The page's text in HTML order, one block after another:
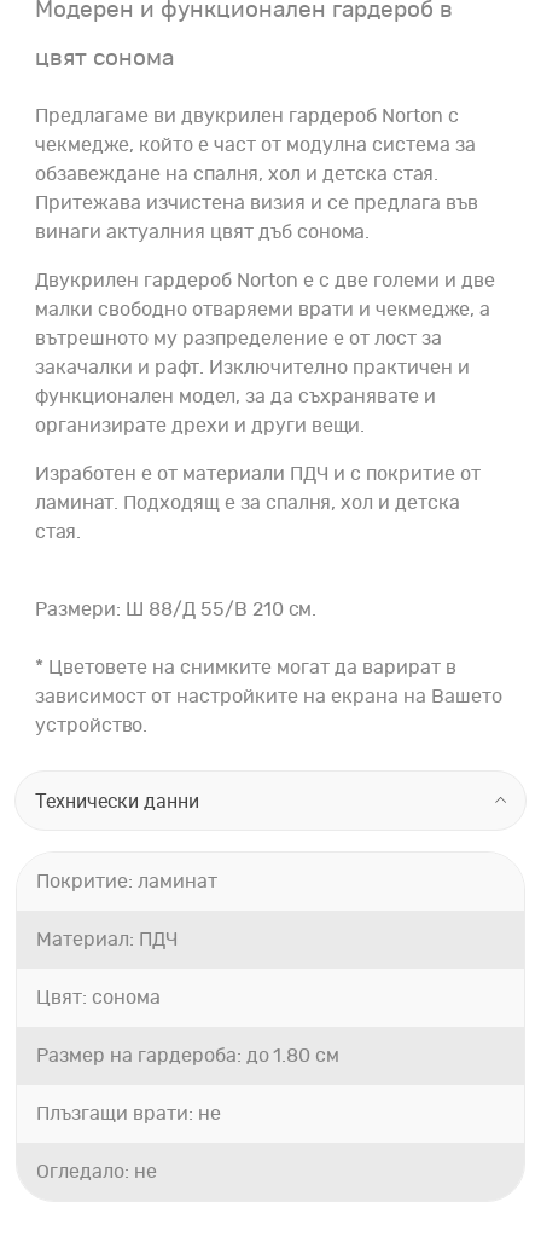
Модерен и функционален гардероб в
цвят сонома
Предлагаме ви двукрилен гардероб Norton с
чекмедже, който е част от модулна система за
обзавеждане на спалня, хол и детска стая.
Притежава изчистена визия и се предлага във
винаги актуалния цвят дъб сонома.
Двукрилен гардероб Norton е с две големи и две
малки свободно отваряеми врати и чекмедже, а
вътрешното му разпределение е от лост за
закачалки и рафт. Изключително практичен и
функционален модел, за да съхранявате и
организирате дрехи и други вещи.
Изработен е от материали ПДЧ и с покритие от
ламинат. Подходящ е за спалня, хол и детска
стая.
Размери: Ш 88/Д 55/В 210 см.
* Цветовете на снимките могат да варират в
зависимост от настройките на екрана на Вашето
устройство.
Технически данни
Покритие: ламинат
Материал: ПДЧ
Цвят: сонома
Размер на гардероба: до 1.80 см
Плъзгащи врати: не
Огледало: не